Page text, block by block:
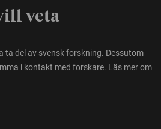
veta
ta del av svensk forskning. Dessutom
i kontakt med forskare. Läs mer om